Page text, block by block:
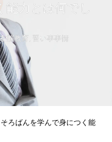
能力とは何でし
脳教育 習い事事情
そろばんを学んで身につく能